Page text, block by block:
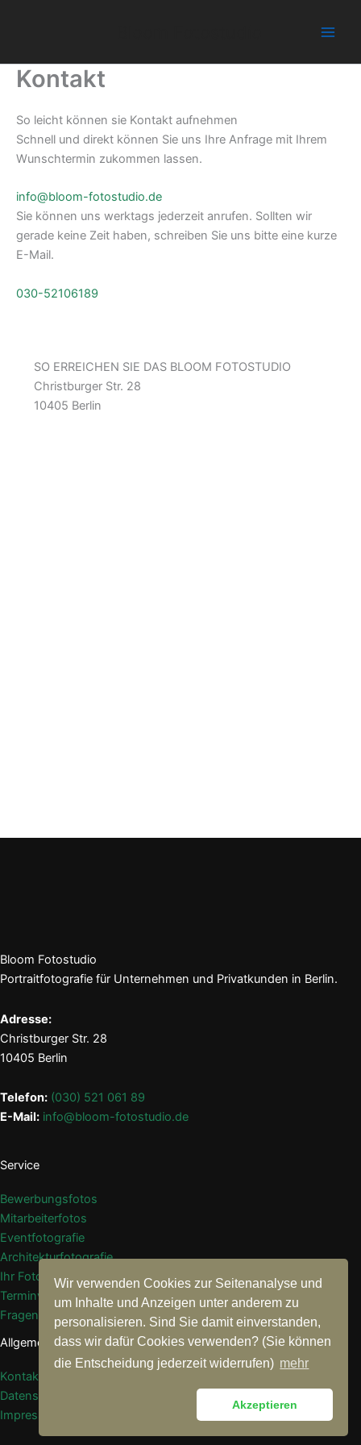
Wir verwenden Cookies zur Seitenanalyse und
um Inhalte und Anzeigen unter anderem zu
personalisieren. Sind Sie damit einverstanden,
dass wir dafür Cookies verwenden? (Sie können
die Entscheidung jederzeit widerrufen) mehr
Akzeptieren
Kontakt
So leicht können sie Kontakt aufnehmen
Schnell und direkt können Sie uns Ihre Anfrage mit Ihrem
Wunschtermin zukommen lassen.
info@bloom-fotostudio.de
Sie können uns werktags jederzeit anrufen. Sollten wir
gerade keine Zeit haben, schreiben Sie uns bitte eine kurze
E-Mail.
030-52106189
SO ERREICHEN SIE DAS BLOOM FOTOSTUDIO
Christburger Str. 28
10405 Berlin
Bloom Fotostudio
Portraitfotografie für Unternehmen und Privatkunden in Berlin.
Adresse:
Christburger Str. 28
10405 Berlin
Telefon: (030) 521 061 89
E-Mail: info@bloom-fotostudio.de
Service
Bewerbungsfotos
Mitarbeiterfotos
Eventfotografie
Architekturfotografie
Ihr Fotograf
Terminvereinbarung
Fragen & Antworten
Allgemein
Kontakt
Datenschutzerklärung
Impressum